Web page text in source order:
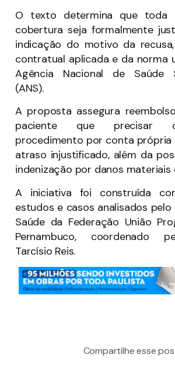
O texto determina que toda
cobertura seja formalmente
indicação do motivo da
contratual aplicada e da norma
Agência Nacional de Saúde
(ANS).
A proposta assegura
paciente que precisar
procedimento por conta própria
atraso injustificado, além da
indenização por danos materiais
A iniciativa foi construída
estudos e casos analisados pelo
Saúde da Federação União
Pernambuco, coordenado
Tarcísio Reis.
Compartilhe esse